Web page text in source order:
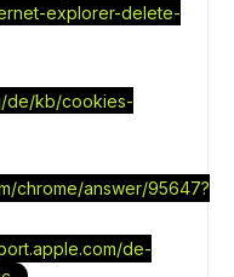
explorer-delete-
de/kb/cookies-
chrome/answer/95647?
de-